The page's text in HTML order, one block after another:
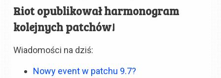
Riot opublikował harmonogram
kolejnych patchów!
Wiadomości na dziś:
Nowy event w patchu 9.7?